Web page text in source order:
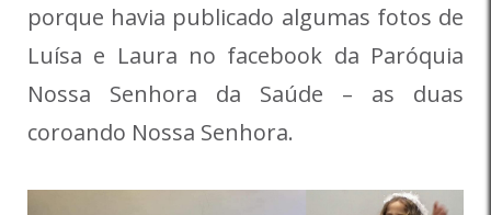
porque havia publicado algumas fotos de
Luísa e Laura no facebook da Paróquia
Nossa Senhora da Saúde – as duas
coroando Nossa Senhora.